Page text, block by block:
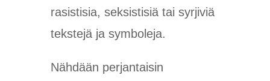
rasistisia, seksistisiä tai syrjiviä
tekstejä ja symboleja.
Nähdään perjantaisin